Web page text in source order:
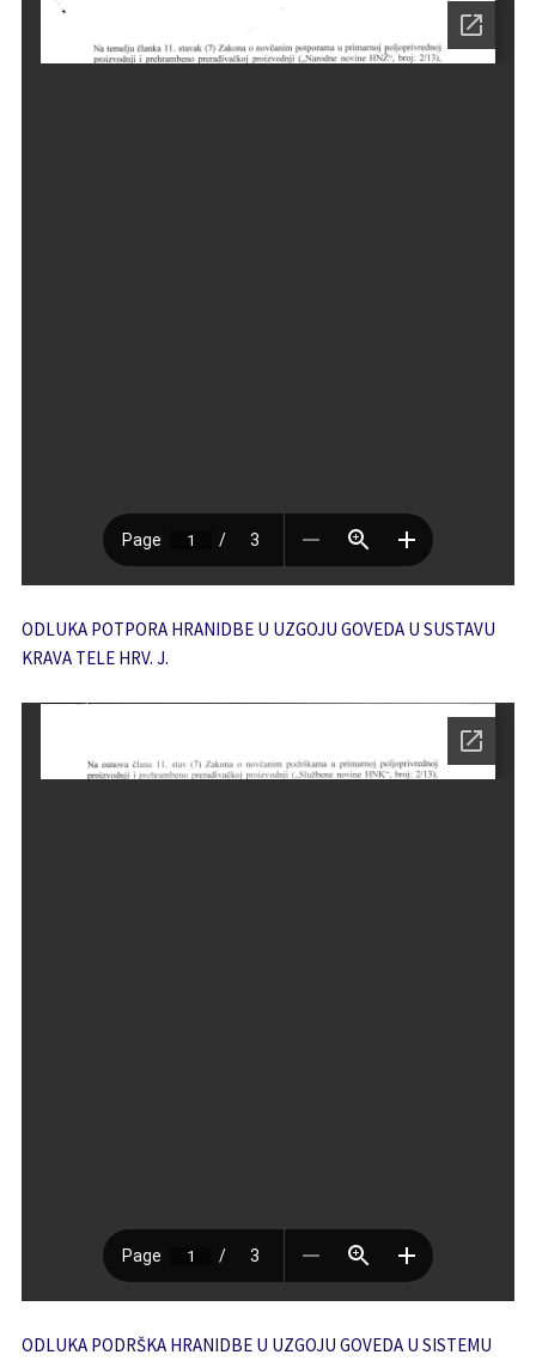
ODLUKA POTPORA HRANIDBE U UZGOJU GOVEDA U SUSTAVU
KRAVA TELE HRV. J.
ODLUKA PODRŠKA HRANIDBE U UZGOJU GOVEDA U SISTEMU